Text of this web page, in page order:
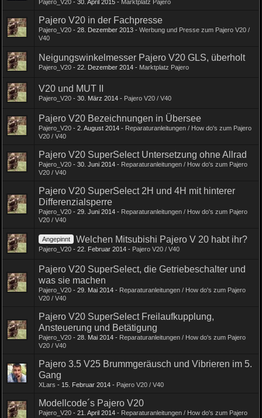
Pajero_V20 - 30. April 2015 - Marktplatz Pajero
Pajero V20 in der Fachpresse
Pajero_V20 - 28. Dezember 2013 - Werbung und Presse zum Pajero V20 /
V40
Neigungswinkelmesser Pajero V20 GLS, überholt
Pajero_V20 - 22. Dezember 2014 - Marktplatz Pajero
V20 und MUT II
Pajero_V20 - 30. März 2014 - Pajero V20 / V40
Pajero V20 Bezeichnungen in Übersee
Pajero_V20 - 2. August 2014 - Reparaturanleitungen / How do's zum Pajero
V20 / V40
Pajero V20 SuperSelect Untersetzung ohne Allrad
Pajero_V20 - 30. Juni 2014 - Reparaturanleitungen / How do's zum Pajero
V20 / V40
Pajero V20 SuperSelect 2H und 4H mit hinterer
Differenzialsperre
Pajero_V20 - 29. Juni 2014 - Reparaturanleitungen / How do's zum Pajero
V20 / V40
Angepinnt Welchen Mitsubishi Pajero V 20 habt ihr?
Pajero_V20 - 22. Februar 2014 - Pajero V20 / V40
Pajero V20 SuperSelect, die Getriebeschalter und
was sie machen
Pajero_V20 - 29. Mai 2014 - Reparaturanleitungen / How do's zum Pajero
V20 / V40
Pajero V20 SuperSelect Freilaufkupplung,
Ansteuerung und Betätigung
Pajero_V20 - 28. Mai 2014 - Reparaturanleitungen / How do's zum Pajero
V20 / V40
Pajero 3.5 V25 Brummgeräusch und Vibrieren im 5.
Gang
XLars - 15. Februar 2014 - Pajero V20 / V40
Modellcode´s Pajero V20
Pajero_V20 - 21. April 2014 - Reparaturanleitungen / How do's zum Pajero